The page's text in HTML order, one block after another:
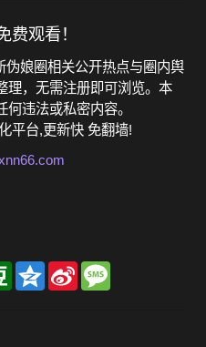
费观看！
娘圈相关公开热点与圈内舆
理，无需注册即可浏览。本
违法或私密内容。
平台,更新快 免翻墙!
QzoneSina
Weibo
Message